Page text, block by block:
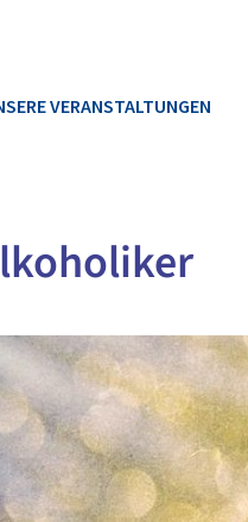
VERANSTALTUNGEN